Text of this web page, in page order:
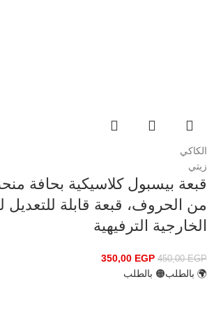
الكاكي
زيتي
قبعة بيسبول كلاسيكية بحافة
من الحروف، قبعة قابلة للتعديل
الخارجية الترفيهية
450,00EGP
350,00 EGP
🌍 بالطلب🟠 بالطلب